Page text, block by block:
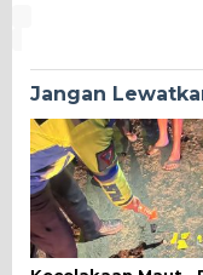
Jangan